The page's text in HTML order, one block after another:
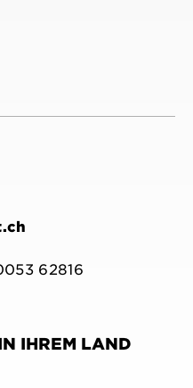
62816
IHREM LAND